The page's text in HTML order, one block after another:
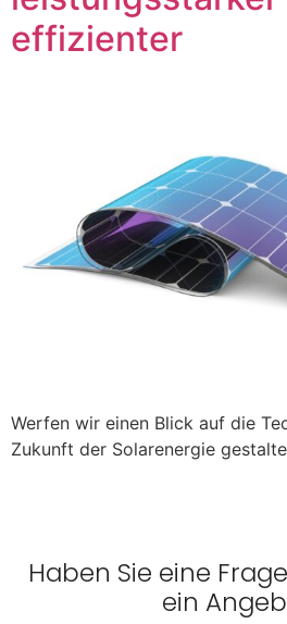
effizienter
Werfen wir einen Blick auf die
Zukunft der Solarenergie
Haben Sie eine
ein